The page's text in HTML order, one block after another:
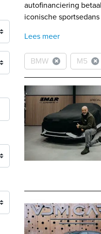
autofinanciering
iconische
Lees meer
BMW M5